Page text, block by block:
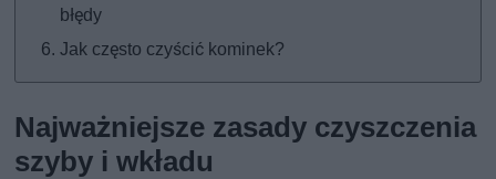
błędy
Jak często czyścić kominek?
Najważniejsze zasady czyszczenia
szyby i wkładu